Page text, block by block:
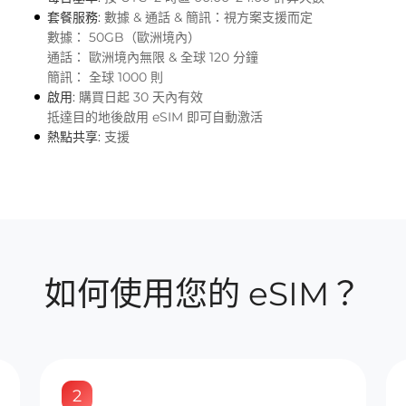
套餐服務: 數據 & 通話 & 簡訊：視方案支援而定
數據： 50GB（歐洲境內）
通話： 歐洲境內無限 & 全球 120 分鐘
簡訊： 全球 1000 則
啟用: 購買日起 30 天內有效
抵達目的地後啟用 eSIM 即可自動激活
熱點共享: 支援
如何使用您的 eSIM？
2